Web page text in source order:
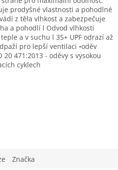
prodyšné vlastnosti a pohodlné
z těla vlhkost a zabezpečuje
a pohodlí l Odvod vlhkosti
a v suchu l 35+ UPF odrazí až
pro lepší ventilaci •oděv
471:2013 - oděvy s vysokou
cyklech
Značka